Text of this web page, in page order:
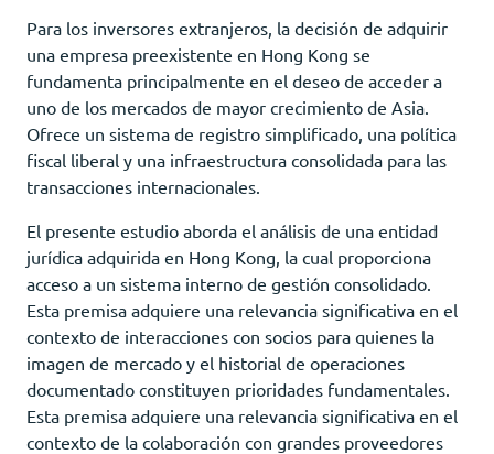
Para los inversores extranjeros, la decisión de adquirir
una empresa preexistente en Hong Kong se
fundamenta principalmente en el deseo de acceder a
uno de los mercados de mayor crecimiento de Asia.
Ofrece un sistema de registro simplificado, una política
fiscal liberal y una infraestructura consolidada para las
transacciones internacionales.
El presente estudio aborda el análisis de una entidad
jurídica adquirida en Hong Kong, la cual proporciona
acceso a un sistema interno de gestión consolidado.
Esta premisa adquiere una relevancia significativa en el
contexto de interacciones con socios para quienes la
imagen de mercado y el historial de operaciones
documentado constituyen prioridades fundamentales.
Esta premisa adquiere una relevancia significativa en el
contexto de la colaboración con grandes proveedores